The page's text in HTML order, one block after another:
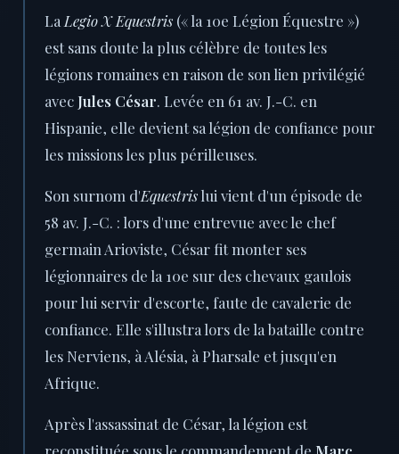
La Legio X Equestris (« la 10e Légion Équestre »)
est sans doute la plus célèbre de toutes les
légions romaines en raison de son lien privilégié
avec Jules César. Levée en 61 av. J.-C. en
Hispanie, elle devient sa légion de confiance pour
les missions les plus périlleuses.
Son surnom d'Equestrislui vient d'un épisode de
58 av. J.-C. : lors d'une entrevue avec le chef
germain Arioviste, César fit monter ses
légionnaires de la 10e sur des chevaux gaulois
pour lui servir d'escorte, faute de cavalerie de
confiance. Elle s'illustra lors de la bataille contre
les Nerviens, à Alésia, à Pharsale et jusqu'en
Afrique.
Après l'assassinat de César, la légion est